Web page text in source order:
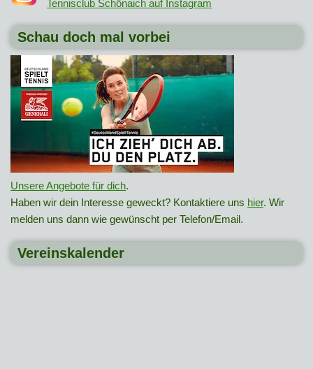
Tennisclub Schönaich auf Instagram
Schau doch mal vorbei
Unsere Angebote für dich.
Haben wir dein Interesse geweckt? Kontaktiere uns hier. Wir
melden uns dann wie gewünscht per Telefon/Email.
Vereinskalender